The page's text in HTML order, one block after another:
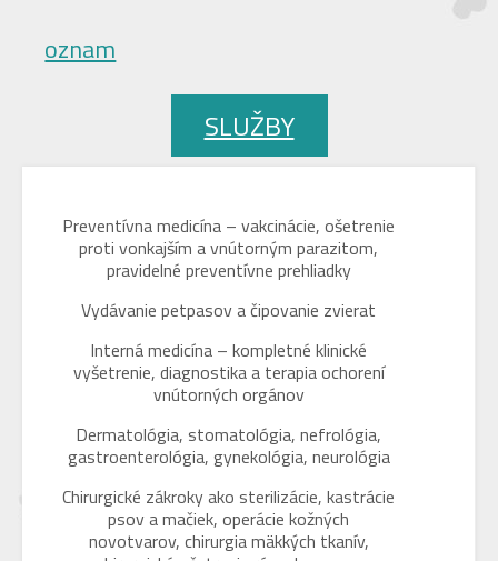
oznam
SLUŽBY
Preventívna medicína – vakcinácie, ošetrenie
proti vonkajším a vnútorným parazitom,
pravidelné preventívne prehliadky
Vydávanie petpasov a čipovanie zvierat
Interná medicína – kompletné klinické
vyšetrenie, diagnostika a terapia ochorení
vnútorných orgánov
Dermatológia, stomatológia, nefrológia,
gastroenterológia, gynekológia, neurológia
Chirurgické zákroky ako sterilizácie, kastrácie
psov a mačiek, operácie kožných
novotvarov, chirurgia mäkkých tkanív,